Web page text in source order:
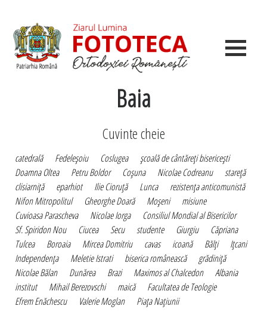
Baia
Cuvinte cheie
catedrală Fedeleşoiu Coslugea
şcoală de cântăreţi bisericeşti
Doamna Oltea
Petru Boldor Coşuna Nicolae Codreanu
stareţă
clisiarniţă
eparhiot Ilie Cioruţă Lunca
rezistenţa anticomunistă
Nifon Mitropolitul
Gheorghe Doară Moşeni
misiune
Cuvioasa Parascheva
Nicolae Iorga
Consiliul Mondial al Bisericilor
Sf. Spiridon Nou
Ciucea Secu studente Giurgiu
Căpriana
Tulcea
Boroaia Mircea Domitriu cavas icoană Bălţi
Iţcani
Independenţa
Meletie Istrati biserica românească
grădiniţă
Nicolae Bălan
Dunărea Brazi Maximos al Chalcedon
Albania
institut
Mihail Berezovschi maică
Facultatea de Teologie
Efrem Enăchescu
Valerie Moglan Piaţa Naţiunii